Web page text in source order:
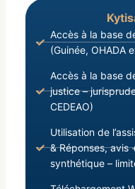
Accès à la base
(Guinée, OHADA
Accès à la base
justice –
CEDEAO)
Utilisation de
& Réponses, avis
synthétique –